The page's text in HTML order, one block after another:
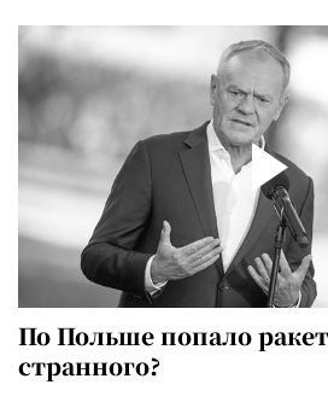
По Польше попало
странного?